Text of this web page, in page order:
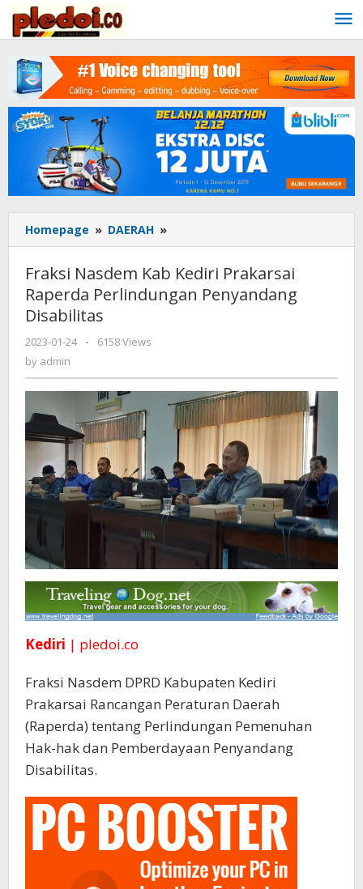
content
Homepage » DAERAH »
Nasdem
Kediri
Prakarsai
Fraksi Nasdem Kab Kediri Prakarsai
Raperda Perlindungan Penyandang
Disabilitas
2023-01-24
by
-
6158 Views
by admin
Kediri | pledoi.co
Fraksi Nasdem DPRD Kabupaten Kediri
Prakarsai Rancangan Peraturan Daerah
(Raperda) tentang Perlindungan Pemenuhan
Hak-hak dan Pemberdayaan Penyandang
Disabilitas.